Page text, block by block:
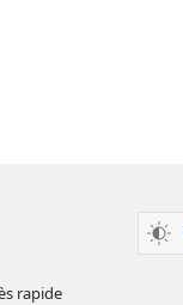
rapide